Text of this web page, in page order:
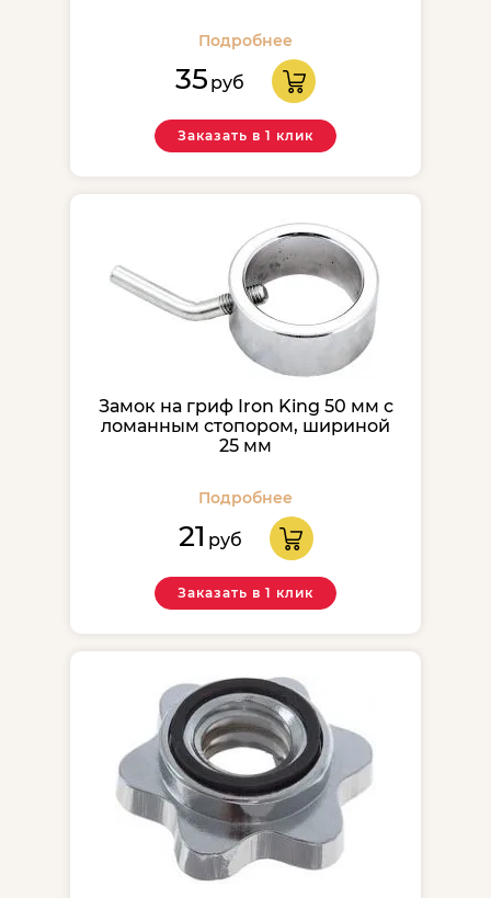
Подробнее
35 руб
Заказать в 1 клик
Замок на гриф Iron King 50 мм с
ломанным стопором, шириной
25 мм
Подробнее
21 руб
Заказать в 1 клик